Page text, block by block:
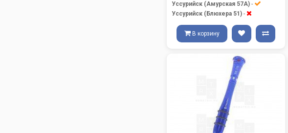
Уссурийск (Амурская 57А) -
Уссурийск (Блюхера 51) -
В корзину